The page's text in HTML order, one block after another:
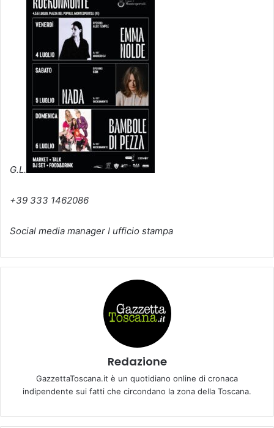
G.L.
+39 333 1462086
Social media manager ǀ ufficio stampa
Redazione
GazzettaToscana.it è un quotidiano online di cronaca
indipendente sui fatti che circondano la zona della Toscana.